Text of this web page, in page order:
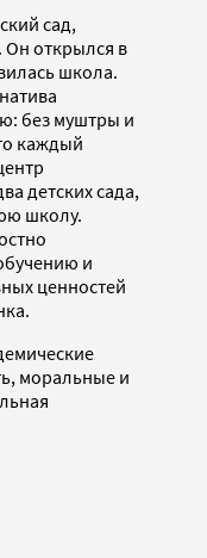
сад,
Он открылся в
школа.
без муштры и
каждый
детских сада,
школу.
и
ценностей
моральные и